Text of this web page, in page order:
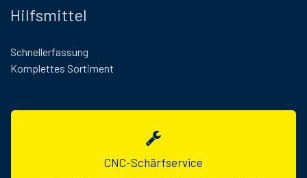
Hilfsmittel
Schnellerfassung
Komplettes Sortiment
CNC-Schärfservice